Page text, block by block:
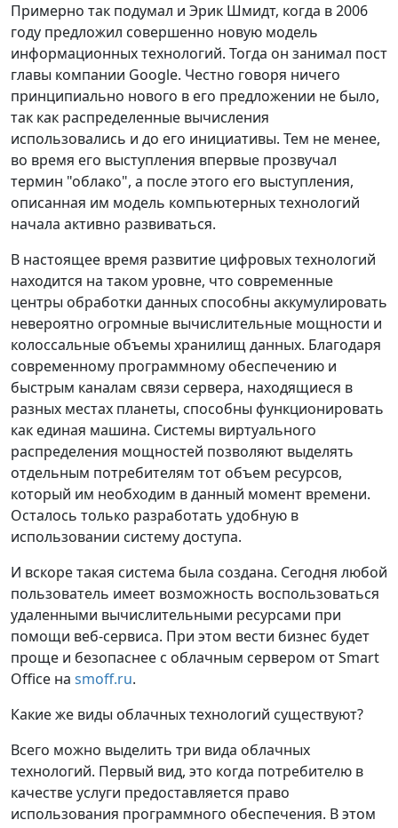
Примерно так подумал и Эрик Шмидт, когда в 2006
году предложил совершенно новую модель
информационных технологий. Тогда он занимал пост
главы компании Google. Честно говоря ничего
принципиально нового в его предложении не было,
так как распределенные вычисления
использовались и до его инициативы. Тем не менее,
во время его выступления впервые прозвучал
термин "облако", а после этого его выступления,
описанная им модель компьютерных технологий
начала активно развиваться.
В настоящее время развитие цифровых технологий
находится на таком уровне, что современные
центры обработки данных способны аккумулировать
невероятно огромные вычислительные мощности и
колоссальные объемы хранилищ данных. Благодаря
современному программному обеспечению и
быстрым каналам связи сервера, находящиеся в
разных местах планеты, способны функционировать
как единая машина. Системы виртуального
распределения мощностей позволяют выделять
отдельным потребителям тот объем ресурсов,
который им необходим в данный момент времени.
Осталось только разработать удобную в
использовании систему доступа.
И вскоре такая система была создана. Сегодня любой
пользователь имеет возможность воспользоваться
удаленными вычислительными ресурсами при
помощи веб-сервиса. При этом вести бизнес будет
проще и безопаснее с облачным сервером от Smart
Office на smoff.ru.
Какие же виды облачных технологий существуют?
Всего можно выделить три вида облачных
технологий. Первый вид, это когда потребителю в
качестве услуги предоставляется право
использования программного обеспечения. В этом